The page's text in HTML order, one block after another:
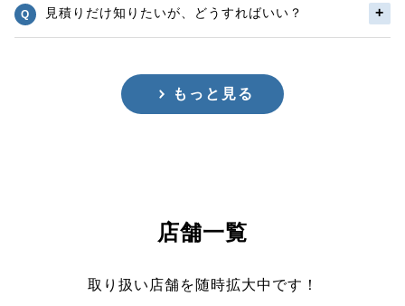
見積りだけ知りたいが、どうすればいい？
もっと見る
店舗一覧
取り扱い店舗を随時拡大中です！